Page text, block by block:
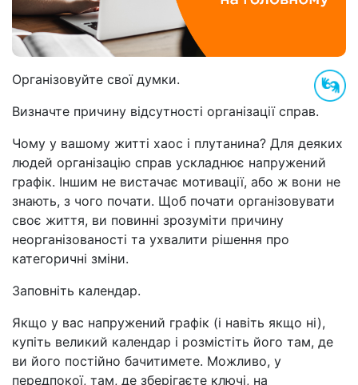
Організовуйте свої думки.
Визначте причину відсутності організації справ.
Чому у вашому житті хаос і плутанина? Для деяких
людей організацію справ ускладнює напружений
графік. Іншим не вистачає мотивації, або ж вони не
знають, з чого почати. Щоб почати організовувати
своє життя, ви повинні зрозуміти причину
неорганізованості та ухвалити рішення про
категоричні зміни.
Заповніть календар.
Якщо у вас напружений графік (і навіть якщо ні),
купіть великий календар і розмістіть його там, де
ви його постійно бачитимете. Можливо, у
передпокої, там, де зберігаєте ключі, на